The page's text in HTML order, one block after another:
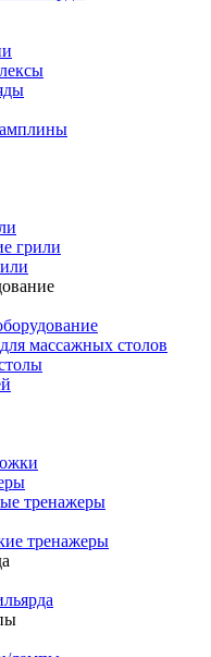
грили
массажных столов
тренажеры
тренажеры